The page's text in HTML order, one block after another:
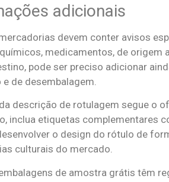
adicionais
devem conter avisos
medicamentos, de origem
pode ser preciso adicionar
de desembalagem.
descrição de rotulagem segue o
inclua etiquetas complementares
o design do rótulo de
culturais do mercado.
de amostra grátis têm